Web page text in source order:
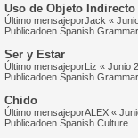
Uso de Objeto Indirecto
Último mensajeporJack «
Publicadoen Spanish Grammar
Ser y Estar
Último mensajeporLiz « Junio
Publicadoen Spanish Grammar
Chido
Último mensajeporALEX «
Publicadoen Spanish Culture